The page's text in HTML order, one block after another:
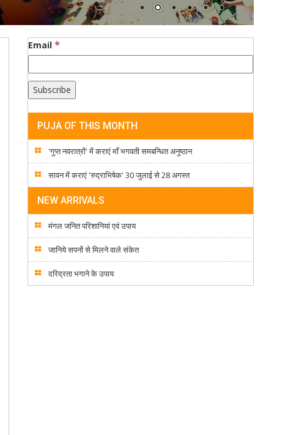
Email *
PUJA OF THIS MONTH
'गुप्त नवरात्रों' में कराएं माँ भगवती समबन्धित अनुष्ठान
सावन में कराएं 'रुद्राभिषेक' 30 जुलाई से 28 अगस्त
NEW ARRIVALS
मंगल जनित परिशानियां एवं उपाय
जानिये सपनों से मिलने वाले संकेत
दरिद्रता भगाने के उपाय